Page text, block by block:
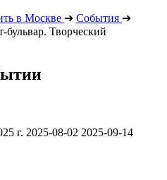
в Москве ➔ События ➔
бульвар. Творческий
г. 2025-08-02 2025-09-14